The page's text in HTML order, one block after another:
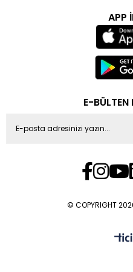
APP
E-BÜLTEN
© COPYRIGHT